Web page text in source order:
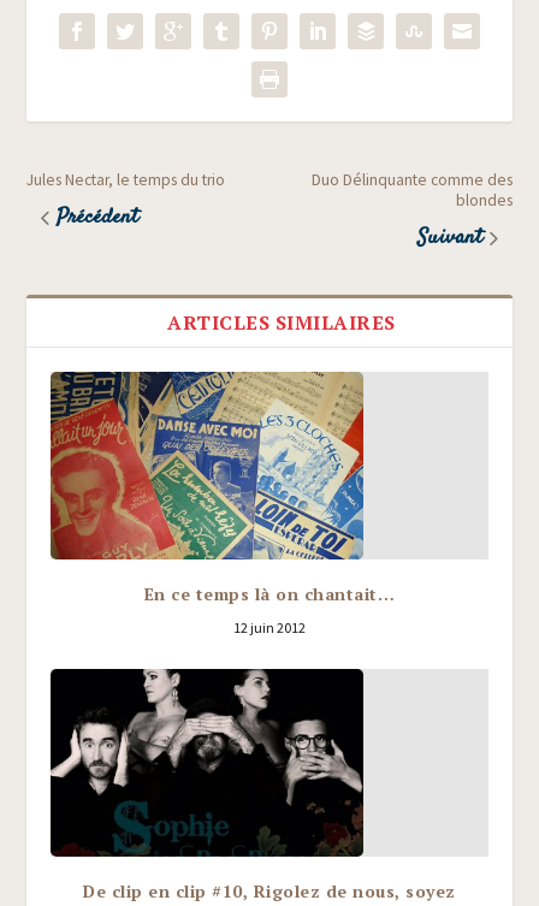
Jules Nectar, le temps du trio
Précédent
Duo Délinquante comme des
blondes
Suivant
ARTICLES SIMILAIRES
En ce temps là on chantait…
12 juin 2012
De clip en clip #10, Rigolez de nous, soyez